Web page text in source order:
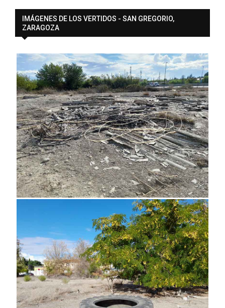
IMÁGENES DE LOS VERTIDOS - SAN GREGORIO,
ZARAGOZA